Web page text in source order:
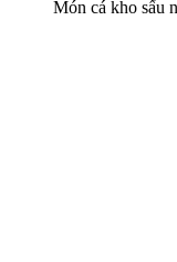
Món cá kho sấu